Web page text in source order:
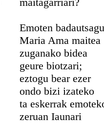
Emoten badautsagu
Maria Ama maitea
zuganako bidea
geure biotzari;
eztogu bear ezer
ondo bizi izateko
ta eskerrak
zeruan Iaunari